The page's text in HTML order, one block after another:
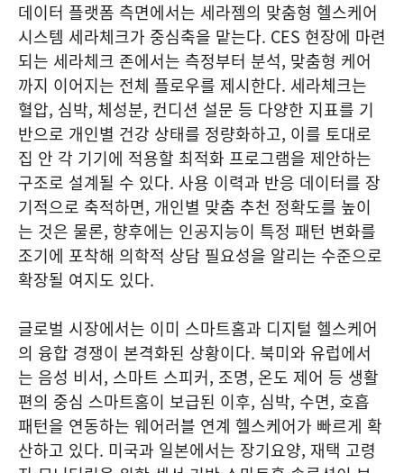
데이터 플랫폼 측면에서는 세라젬의 맞춤형 헬스케어
시스템 세라체크가 중심축을 맡는다. CES 현장에 마련
되는 세라체크 존에서는 측정부터 분석, 맞춤형 케어
까지 이어지는 전체 플로우를 제시한다. 세라체크는
혈압, 심박, 체성분, 컨디션 설문 등 다양한 지표를 기
반으로 개인별 건강 상태를 정량화하고, 이를 토대로
집 안 각 기기에 적용할 최적화 프로그램을 제안하는
구조로 설계될 수 있다. 사용 이력과 반응 데이터를 장
기적으로 축적하면, 개인별 맞춤 추천 정확도를 높이
는 것은 물론, 향후에는 인공지능이 특정 패턴 변화를
조기에 포착해 의학적 상담 필요성을 알리는 수준으로
확장될 여지도 있다.
글로벌 시장에서는 이미 스마트홈과 디지털 헬스케어
의 융합 경쟁이 본격화된 상황이다. 북미와 유럽에서
는 음성 비서, 스마트 스피커, 조명, 온도 제어 등 생활
편의 중심 스마트홈이 보급된 이후, 심박, 수면, 호흡
패턴을 연동하는 웨어러블 연계 헬스케어가 빠르게 확
산하고 있다. 미국과 일본에서는 장기요양, 재택 고령